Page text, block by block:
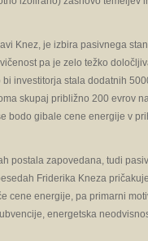
Knez, je izbira pasivnega
pa je zelo težko
investitorja stala dodatnih
skupaj približno 200 evrov
bodo gibale cene energije v
postala zapovedana, tudi
Friderika Kneza
cene energije, pa primarni
energetska